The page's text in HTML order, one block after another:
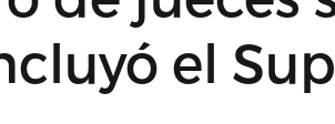
el